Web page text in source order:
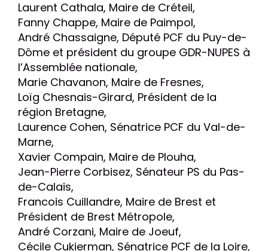
Laurent Cathala, Maire de Créteil,
Fanny Chappe, Maire de Paimpol,
André Chassaigne, Député PCF du Puy-de-
Dôme et président du groupe GDR-NUPES à
l’Assemblée nationale,
Marie Chavanon, Maire de Fresnes,
Loïg Chesnais-Girard, Président de la
région Bretagne,
Laurence Cohen, Sénatrice PCF du Val-de-
Marne,
Xavier Compain, Maire de Plouha,
Jean-Pierre Corbisez, Sénateur PS du Pas-
de-Calais,
Francois Cuillandre, Maire de Brest et
Président de Brest Métropole,
André Corzani, Maire de Joeuf,
Cécile Cukierman, Sénatrice PCF de la Loire,